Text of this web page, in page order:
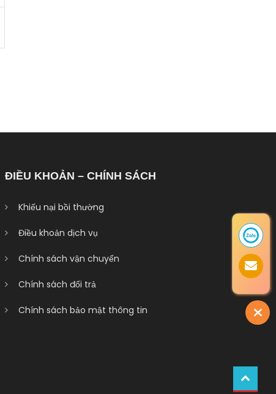
ĐIỀU KHOẢN – CHÍNH SÁCH
Khiếu nại bồi thường
Điều khoản dịch vụ
Chính sách vận chuyển
Chính sách đổi trả
Chính sách bảo mật thông tin